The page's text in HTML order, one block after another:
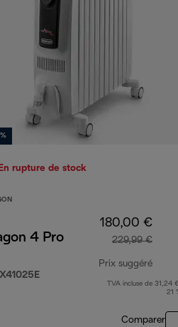
En rupture de stock
4 Pro
180,00 €
229,99 €
Prix suggéré
prix
TVA incluse de 31,24
21
Comparer